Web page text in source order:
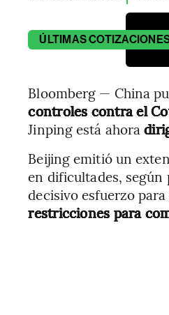
ÚLTIMAS
Bloomberg — China
controles contra el
Jinping está ahora
Beijing emitió un
en dificultades, según
decisivo esfuerzo para
restricciones para